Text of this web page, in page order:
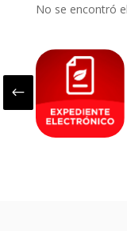
No se encontró
#